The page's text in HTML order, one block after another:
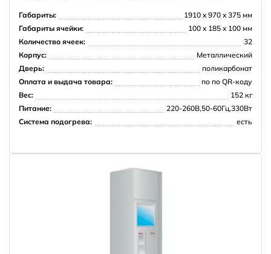
Габариты:
1910 x 970 x 375 мм
Габариты ячейки:
100 x 185 x 100 мм
Количество ячеек:
32
Корпус:
Металлический
Дверь:
поликарбонат
Оплата и выдача товара:
по по QR-коду
Вес:
152 кг
Питание:
220-260В,50-60Гц,330Вт
Система подогрева:
есть